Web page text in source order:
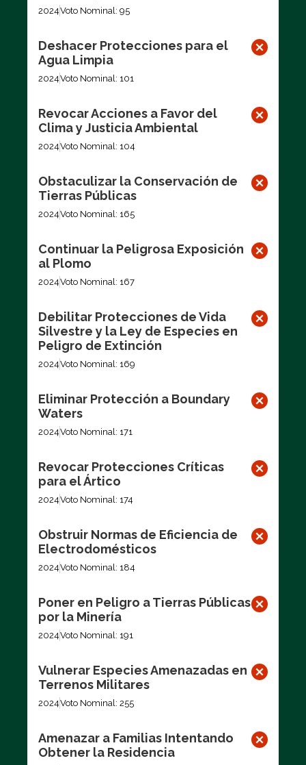
2024Voto Nominal: 95
Deshacer Protecciones para el
Agua Limpia
2024Voto Nominal: 101
Revocar Acciones a Favor del
Clima y Justicia Ambiental
2024Voto Nominal: 104
Obstaculizar la Conservación de
Tierras Públicas
2024Voto Nominal: 165
Continuar la Peligrosa Exposición
al Plomo
2024Voto Nominal: 167
Debilitar Protecciones de Vida
Silvestre y la Ley de Especies en
Peligro de Extinción
2024Voto Nominal: 169
Eliminar Protección a Boundary
Waters
2024Voto Nominal: 171
Revocar Protecciones Críticas
para el Ártico
2024Voto Nominal: 174
Obstruir Normas de Eficiencia de
Electrodomésticos
2024Voto Nominal: 184
Poner en Peligro a Tierras Públicas
por la Minería
2024Voto Nominal: 191
Vulnerar Especies Amenazadas en
Terrenos Militares
2024Voto Nominal: 255
Amenazar a Familias Intentando
Obtener la Residencia